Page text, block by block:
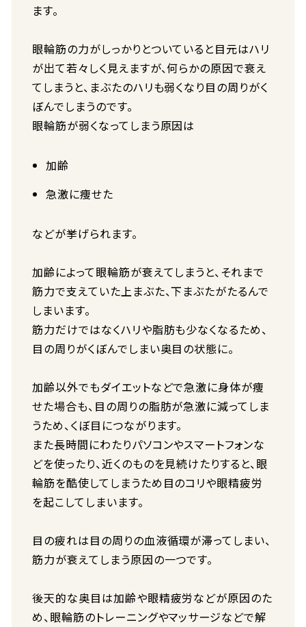
ます。
眼輪筋の力がしっかりとついていると目元はハリ
が出て若々しく見えますが、何らかの原因で衰え
てしまうと、まぶたのハリも弱くなり目の周りがく
ぼんでしまうのです。
眼輪筋が弱くなってしまう原因は
加齢
急激に痩せた
などが挙げられます。
加齢によって眼輪筋が衰えてしまうと、それまで
筋力で支えていた上まぶた、下まぶたがたるんで
しまいます。
筋力だけではなくハリや脂肪も少なくなるため、
目の周りがくぼんでしまい奥目の状態に。
加齢以外でもダイエットなどで急激に身体が痩
せた場合も、目の周りの脂肪が急激に減ってしま
うため、くぼ目につながります。
また長時間にわたりパソコンやスマートフォンな
どを使ったり、近くのものを見続けたりすると、眼
輪筋を酷使してしまうため目のコリや眼精疲労
を起こしてしまいます。
目の疲れは目の周りの血液循環が滞ってしまい、
筋力が衰えてしまう原因の一つです。
後天的な奥目は加齢や眼精疲労などが原因のた
め、眼輪筋のトレーニングやマッサージなどで解